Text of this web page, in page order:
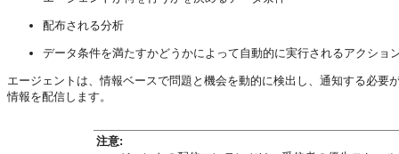
配布される分析
データ条件を満たすかどうかによって自動的に実行されるアクショ
エージェントは、情報ベースで問題と機会を動的に検出し、通知する必
情報を配信します。
注意: